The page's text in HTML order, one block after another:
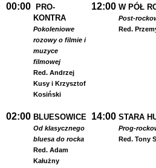
00:00
PRO-
KONTRA
Pokoleniowe
rozowy o filmie i
muzyce
filmowej
Red. Andrzej
Kusy i Krzysztof
Kosiński
12:00 W PÓŁ
Post-
Red.
02:00 BLUESOWICE
Od klasycznego
bluesa do rocka
Red. Adam
Kałużny
14:00 STARA
Prog-
Red. Tony